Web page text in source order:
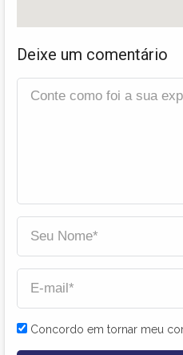
Deixe um comentário
Concordo em tornar meu